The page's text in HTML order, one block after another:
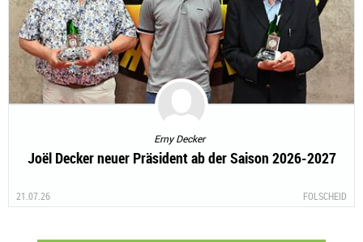
Erny Decker
Joël Decker neuer Präsident ab der Saison 2026-2027
21.07.26 FOLSCHEID